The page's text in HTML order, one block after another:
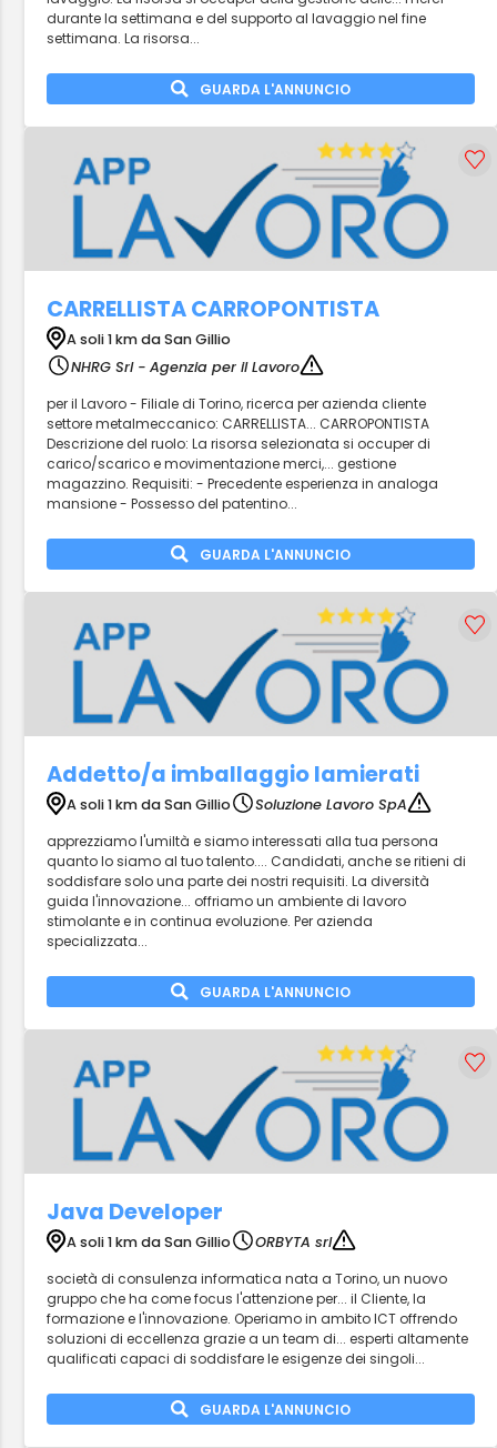
durante la settimana e del supporto al lavaggio nel fine
settimana. La risorsa...
GUARDA L'ANNUNCIO
CARRELLISTA CARROPONTISTA
A soli 1 km da San Gillio
NHRG Srl - Agenzia per il Lavoro
per il Lavoro - Filiale di Torino, ricerca per azienda cliente
settore metalmeccanico: CARRELLISTA... CARROPONTISTA
Descrizione del ruolo: La risorsa selezionata si occuper di
carico/scarico e movimentazione merci,... gestione
magazzino. Requisiti: - Precedente esperienza in analoga
mansione - Possesso del patentino...
GUARDA L'ANNUNCIO
Addetto/a imballaggio lamierati
A soli 1 km da San Gillio
Soluzione Lavoro SpA
apprezziamo l'umiltà e siamo interessati alla tua persona
quanto lo siamo al tuo talento.... Candidati, anche se ritieni di
soddisfare solo una parte dei nostri requisiti. La diversità
guida l'innovazione... offriamo un ambiente di lavoro
stimolante e in continua evoluzione. Per azienda
specializzata...
GUARDA L'ANNUNCIO
Java Developer
A soli 1 km da San Gillio
ORBYTA srl
società di consulenza informatica nata a Torino, un nuovo
gruppo che ha come focus l'attenzione per... il Cliente, la
formazione e l'innovazione. Operiamo in ambito ICT offrendo
soluzioni di eccellenza grazie a un team di... esperti altamente
qualificati capaci di soddisfare le esigenze dei singoli...
GUARDA L'ANNUNCIO